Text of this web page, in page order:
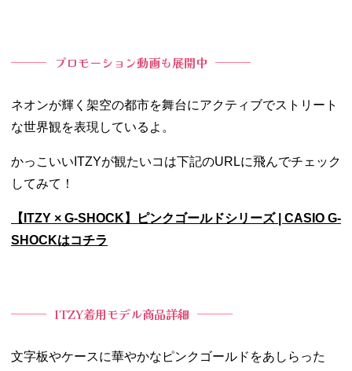
プロモーション動画も展開中
ネオンが輝く架空の都市を舞台にアクティブでストリート
な世界観を表現しているよ。
かっこいいITZYが観たいコは下記のURLに飛んでチェック
してみて！
【ITZY × G-SHOCK】ピンクゴールドシリーズ | CASIO G-
SHOCKはコチラ
ITZY着用モデル商品詳細
文字板やケースに華やかなピンクゴールドをあしらった